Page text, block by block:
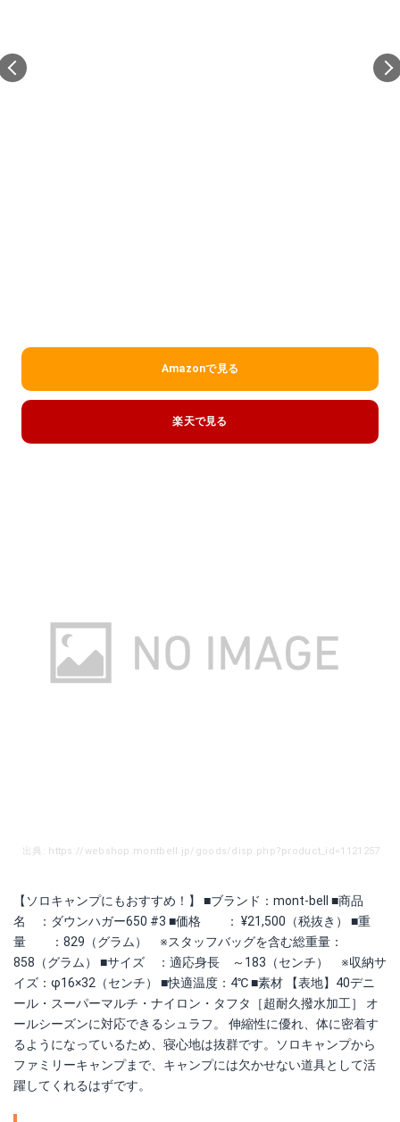
Amazonで見る
楽天で見る
出典: https://webshop.montbell.jp/goods/disp.php?product_id=1121257
【ソロキャンプにもおすすめ！】 ■ブランド：mont-bell ■商品
名 ：ダウンハガー650 #3 ■価格 ： ¥21,500（税抜き） ■重
量 ：829（グラム） ※スタッフバッグを含む総重量：
858（グラム） ■サイズ ：適応身長 ～183（センチ） ※収納サ
イズ：φ16×32（センチ） ■快適温度：4℃ ■素材 【表地】40デニ
ール・スーパーマルチ・ナイロン・タフタ［超耐久撥水加工］ オ
ールシーズンに対応できるシュラフ。 伸縮性に優れ、体に密着す
るようになっているため、寝心地は抜群です。ソロキャンプから
ファミリーキャンプまで、キャンプには欠かせない道具として活
躍してくれるはずです。